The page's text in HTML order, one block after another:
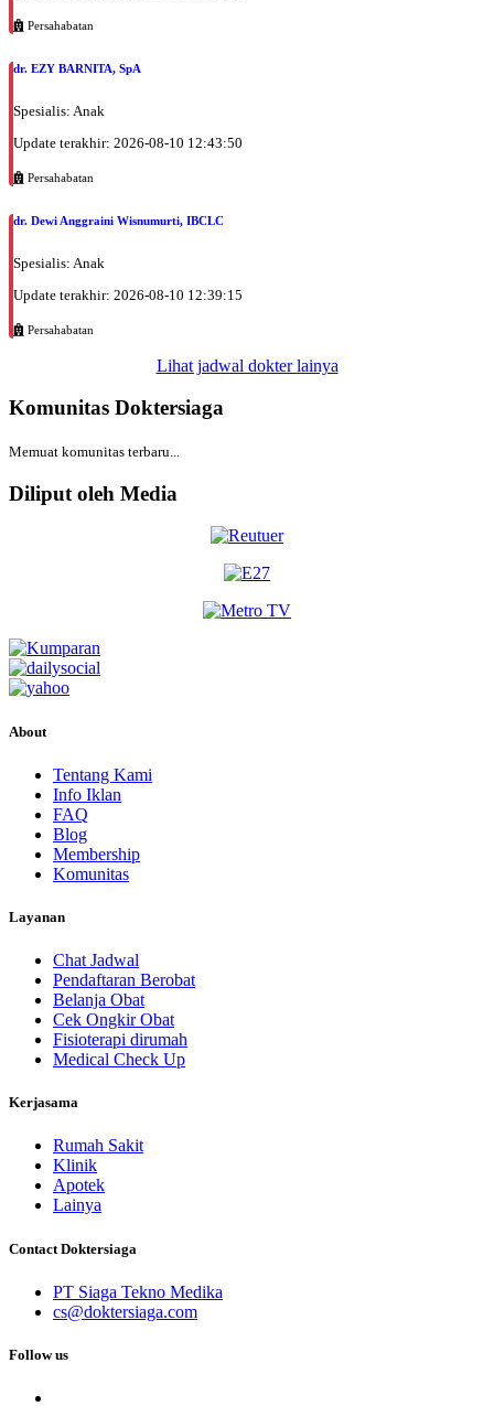
Persahabatan
dr. EZY BARNITA, SpA
Spesialis: Anak
Update terakhir: 2026-08-10 12:43:50
Persahabatan
dr. Dewi Anggraini Wisnumurti, IBCLC
Spesialis: Anak
Update terakhir: 2026-08-10 12:39:15
Persahabatan
Lihat jadwal dokter lainya
Komunitas Doktersiaga
Memuat komunitas terbaru...
Diliput oleh Media
About
Tentang Kami
Info Iklan
FAQ
Blog
Membership
Komunitas
Layanan
Chat Jadwal
Pendaftaran Berobat
Belanja Obat
Cek Ongkir Obat
Fisioterapi dirumah
Medical Check Up
Kerjasama
Rumah Sakit
Klinik
Apotek
Lainya
Contact Doktersiaga
PT Siaga Tekno Medika
cs@doktersiaga.com
Follow us